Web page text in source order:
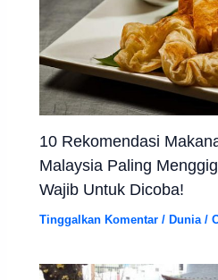
10 Rekomendasi
Malaysia Paling
Wajib Untuk Dicoba!
Tinggalkan Komentar /Dunia /